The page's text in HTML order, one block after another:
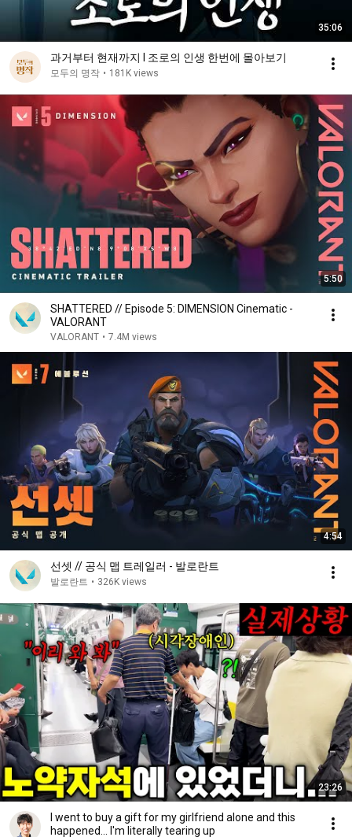
35:06
과거부터 현재까지 l 조로의 인생 한번에 몰아보기
모두의 명작 • 181K views
5:50
SHATTERED // Episode 5: DIMENSION Cinematic -
VALORANT
VALORANT • 7.4M views
4:54
선셋 // 공식 맵 트레일러 - 발로란트
발로란트 • 326K views
23:26
I went to buy a gift for my girlfriend alone and this
happened... I'm literally tearing up